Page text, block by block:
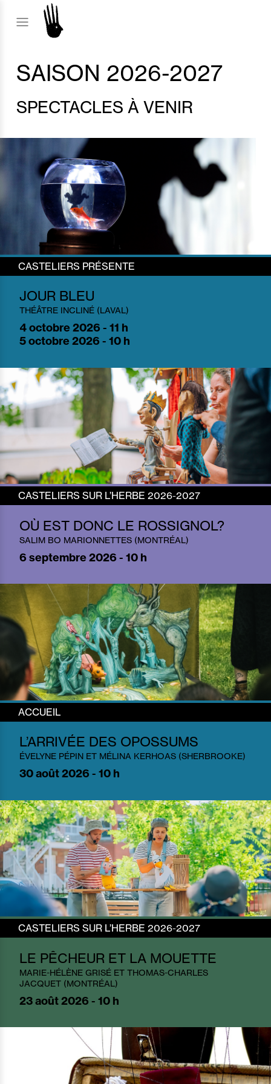
SAISON 2026-2027
SPECTACLES À VENIR
CASTELIERS PRÉSENTE
JOUR BLEU
THÉÂTRE INCLINÉ (LAVAL)
4octobre 2026 - 11 h
5octobre 2026 - 10 h
CASTELIERS SUR L’HERBE 2026-2027
OÙ EST DONC LE ROSSIGNOL?
SALIM BO MARIONNETTES (MONTRÉAL)
6septembre 2026 - 10 h
ACCUEIL
L’ARRIVÉE DES OPOSSUMS
ÉVELYNE PÉPIN ET MÉLINA KERHOAS (SHERBROOKE)
30août 2026 - 10 h
CASTELIERS SUR L’HERBE 2026-2027
LE PÊCHEUR ET LA MOUETTE
MARIE-HÉLÈNE GRISÉ ET THOMAS-CHARLES
JACQUET (MONTRÉAL)
23août 2026 - 10 h